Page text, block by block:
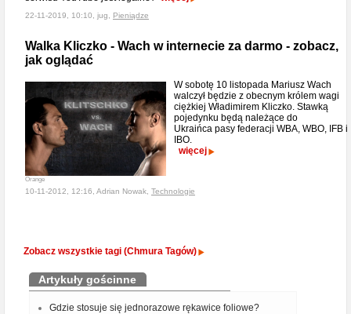
22-11-2019, 10:10, jug, Pieniądze
Walka Kliczko - Wach w internecie za darmo - zobacz,
jak oglądać
Orange
W sobotę 10 listopada Mariusz Wach
walczył będzie z obecnym królem wagi
ciężkiej Władimirem Kliczko. Stawką
pojedynku będą należące do
Ukraińca pasy federacji WBA, WBO, IFB i
IBO.
więcej
10-11-2012, 12:16, Adrian Nowak, Technologie
Zobacz wszystkie tagi (Chmura Tagów)
Artykuły gościnne
Gdzie stosuje się jednorazowe rękawice foliowe?